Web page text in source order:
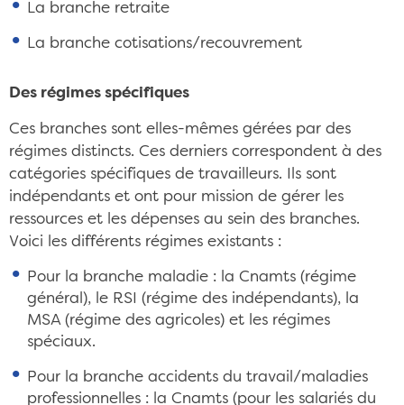
La branche retraite
La branche cotisations/recouvrement
Des régimes spécifiques
Ces branches sont elles-mêmes gérées par des
régimes distincts. Ces derniers correspondent à des
catégories spécifiques de travailleurs. Ils sont
indépendants et ont pour mission de gérer les
ressources et les dépenses au sein des branches.
Voici les différents régimes existants :
Pour la branche maladie : la Cnamts (régime
général), le RSI (régime des indépendants), la
MSA (régime des agricoles) et les régimes
spéciaux.
Pour la branche accidents du travail/maladies
professionnelles : la Cnamts (pour les salariés du